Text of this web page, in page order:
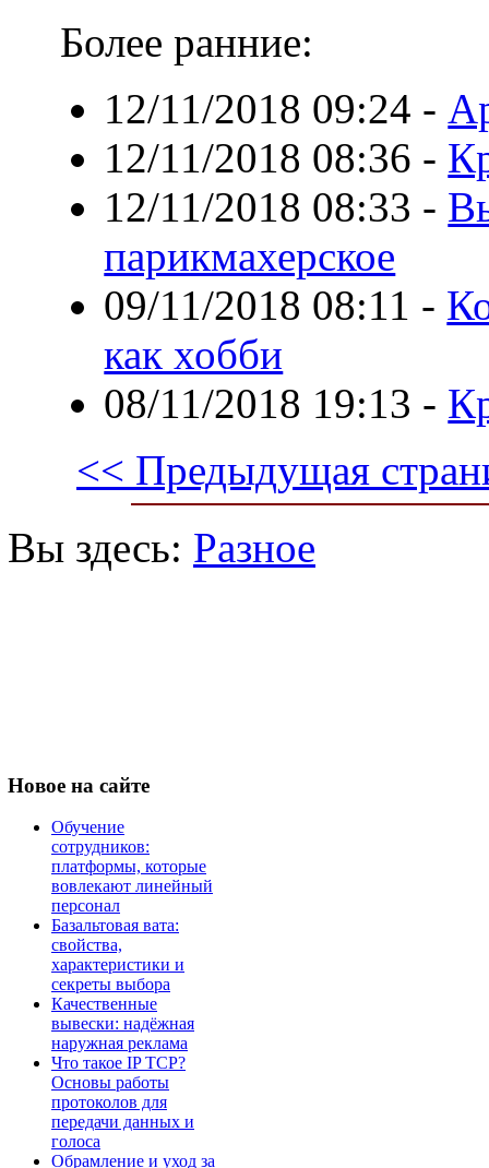
Более ранние:
12/11/2018 09:24 -
12/11/2018 08:36 -
12/11/2018 08:33 -
парикмахерское
09/11/2018 08:11 -
как хобби
08/11/2018 19:13 -
<< Предыдущая
Вы здесь: Разное
Новое на сайте
Обучение
сотрудников:
платформы, которые
вовлекают линейный
персонал
Базальтовая вата:
свойства,
характеристики и
секреты выбора
Качественные
вывески: надёжная
наружная реклама
Что такое IP TCP?
Основы работы
протоколов для
передачи данных и
голоса
Обрамление и уход за